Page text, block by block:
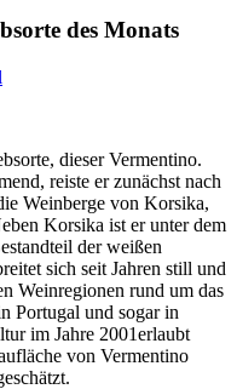
des Monats
dieser Vermentino.
reiste er zunächst nach
Weinberge von Korsika,
Korsika ist er unter dem
der weißen
sich seit Jahren still und
Weinregionen rund um das
Portugal und sogar in
im Jahre 2001erlaubt
von Vermentino